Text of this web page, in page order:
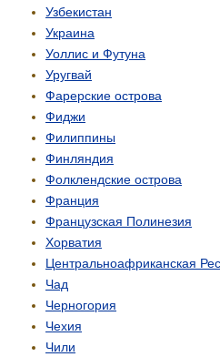
Узбекистан
Украина
Уоллис и Футуна
Уругвай
Фарерские острова
Фиджи
Филиппины
Финляндия
Фолклендские острова
Франция
Французская Полинезия
Хорватия
Центрально­африканская
Чад
Черногория
Чехия
Чили